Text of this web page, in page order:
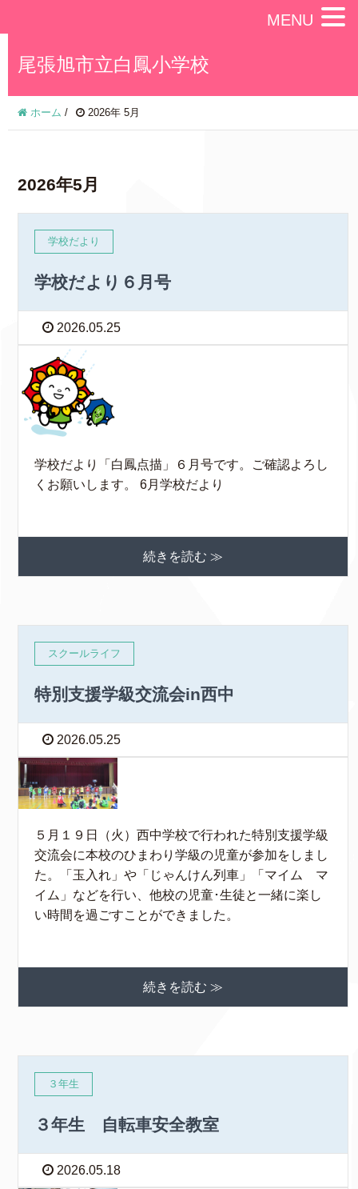
尾張旭市立白鳳小学校
ホーム / 2026年 5月
2026年5月
学校だより
学校だより６月号
2026.05.25
学校だより「白鳳点描」６月号です。ご確認よろし
くお願いします。 6月学校だより
続きを読む ≫
スクールライフ
特別支援学級交流会in西中
2026.05.25
５月１９日（火）西中学校で行われた特別支援学級
交流会に本校のひまわり学級の児童が参加をしまし
た。「玉入れ」や「じゃんけん列車」「マイム マ
イム」などを行い、他校の児童･生徒と一緒に楽し
い時間を過ごすことができました。
続きを読む ≫
３年生
３年生 自転車安全教室
2026.05.18
MENU